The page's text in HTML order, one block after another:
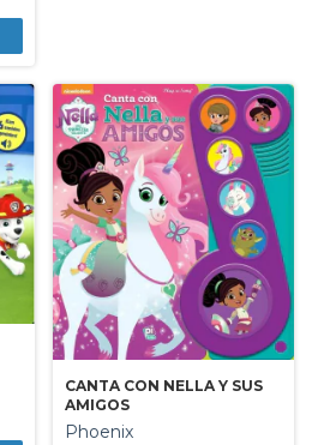
CANTA CON NELLA Y SUS
AMIGOS
Phoenix